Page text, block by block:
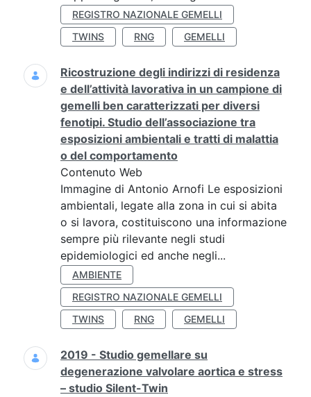
REGISTRO NAZIONALE GEMELLI
TWINS
RNG GEMELLI
Ricostruzione degli indirizzi di residenza
e dell’attività lavorativa in un campione di
gemelli ben caratterizzati per diversi
fenotipi. Studio dell’associazione tra
esposizioni ambientali e tratti di malattia
o del comportamento
Contenuto Web
Immagine di Antonio Arnofi Le esposizioni
ambientali, legate alla zona in cui si abita
o si lavora, costituiscono una informazione
sempre più rilevante negli studi
epidemiologici ed anche negli...
AMBIENTE
REGISTRO NAZIONALE GEMELLI
TWINS
RNG GEMELLI
2019 - Studio gemellare su
degenerazione valvolare aortica e stress
– studio Silent-Twin